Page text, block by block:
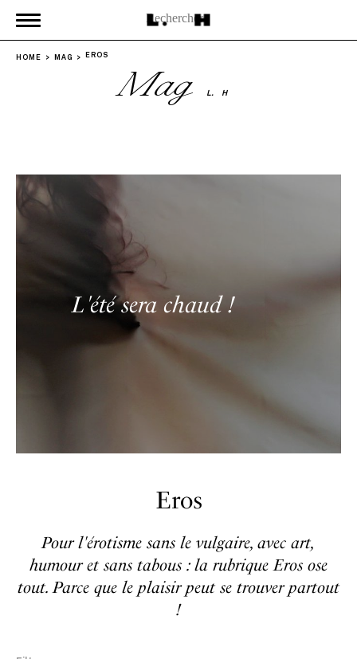
HOME MAG EROS
Mag L. H
L'été sera chaud !
Eros
Pour l'érotisme sans le vulgaire, avec art,
humour et sans tabous : la rubrique Eros ose
tout. Parce que le plaisir peut se trouver partout
!